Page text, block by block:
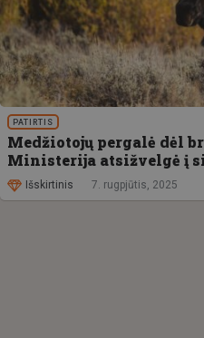
PATIRTIS
Medžiotojų pergalė dėl
Ministerija atsižvelgė į
Išskirtinis 7. rugpjūtis, 2025